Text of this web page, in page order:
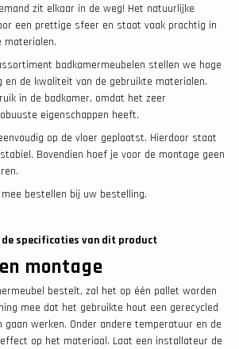
zit elkaar in de weg! Het natuurlijke
een prettige sfeer en staat vaak prachtig in
materialen.
badkamermeubelen stellen we hoge
en de kwaliteit van de gebruikte materialen.
in de badkamer, omdat het zeer
eigenschappen heeft.
op de vloer geplaatst. Hierdoor staat
Bovendien hoef je voor de montage geen
bestellen bij uw bestelling.
specificaties van dit product
montage
bestelt, zal het op één pallet worden
mee dat het gebruikte hout een gerecycled
werken. Onder andere temperatuur en de
op het materiaal. Laat een installateur de